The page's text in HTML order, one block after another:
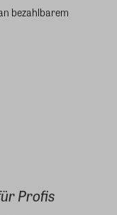
bezahlbarem
Profis